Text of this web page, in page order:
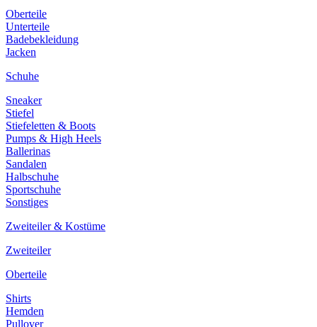
Oberteile
Unterteile
Badebekleidung
Jacken
Schuhe
Sneaker
Stiefel
Stiefeletten & Boots
Pumps & High Heels
Ballerinas
Sandalen
Halbschuhe
Sportschuhe
Sonstiges
Zweiteiler & Kostüme
Zweiteiler
Oberteile
Shirts
Hemden
Pullover